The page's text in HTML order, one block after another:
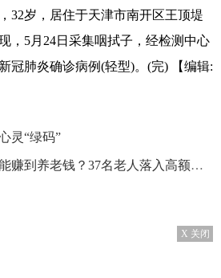
32岁，居住于天津市南开区王顶堤
，5月24日采集咽拭子，经检测中心
冠肺炎确诊病例(轻型)。(完)
【编辑:
灵“绿码”
到养老钱？37名老人落入高额返现陷阱
X 关闭